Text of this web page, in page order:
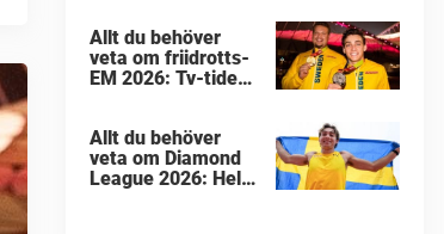
Allt du behöver
veta om friidrotts-
EM 2026: Tv-tider
Allt du behöver
veta om Diamond
League 2026: Hela